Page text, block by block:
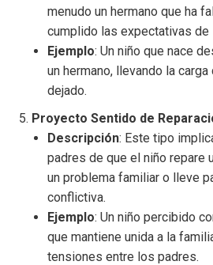
menudo un hermano que ha
cumplido las expectativas de
Ejemplo: Un niño que nace
un hermano, llevando la
dejado.
Proyecto Sentido de
Descripción: Este tipo
padres de que el niño repare
un problema familiar o lleve
conflictiva.
Ejemplo: Un niño percibido
que mantiene unida a la
tensiones entre los padres.